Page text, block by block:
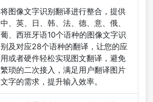
将图像文字识别翻译进行整合，提供
中、英、日、韩、法、德、意、俄、
葡、西班牙语10个语种的图像文字识
别及对应28个语种的翻译，让您的应
用或者硬件轻松实现图文翻译，避免
繁琐的二次接入，满足用户翻译图片
文字的需求，提升输入效率。